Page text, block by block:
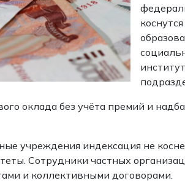
оклада без учёта премий и
учреждения индексация не
Сотрудники частных
и коллективными договорами.